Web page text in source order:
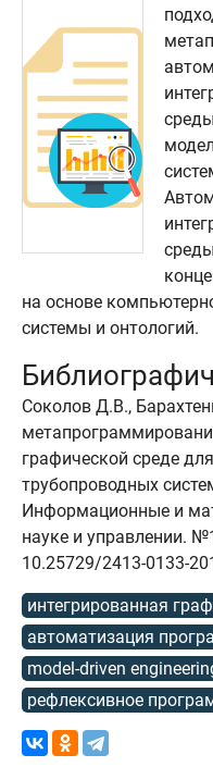
на основе
системы и онтологий.
Соколов Д.В.,
графической среде
трубопроводных
Информационные и
науке и управлении.
10.25729/2413-0133-
интегрированная
автоматизация
model-driven
рефлексивное